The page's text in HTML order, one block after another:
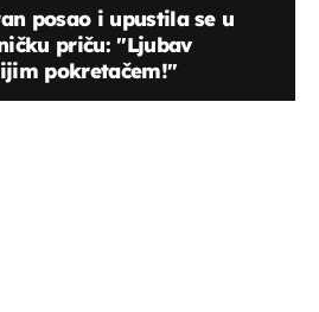
posao i upustila se u
priču: "Ljubav
pokretačem!"